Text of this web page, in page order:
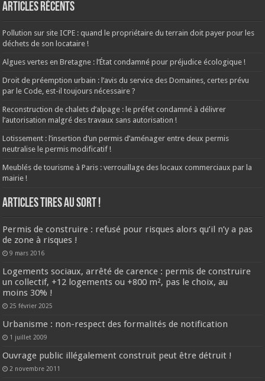
Articles récents
Pollution sur site ICPE : quand le propriétaire du terrain doit payer pour les
déchets de son locataire !
Algues vertes en Bretagne : l’État condamné pour préjudice écologique !
Droit de préemption urbain : l’avis du service des Domaines, certes prévu
par le Code, est-il toujours nécessaire ?
Reconstruction de chalets d’alpage : le préfet condamné à délivrer
l’autorisation malgré des travaux sans autorisation !
Lotissement : l’insertion d’un permis d’aménager entre deux permis
neutralise le permis modificatif !
Meublés de tourisme à Paris : verrouillage des locaux commerciaux par la
mairie !
ARTICLES TIRES AU SORT !
Permis de construire : refusé pour risques alors qu’il n’y a pas
de zone à risques !
9 mars 2016
Logements sociaux, arrêté de carence : permis de construire
un collectif, +12 logements ou +800 m², pas le choix, au
moins 30% !
25 février 2025
Urbanisme : non-respect des formalités de notification
1 juillet 2009
Ouvrage public illégalement construit peut être détruit !
2 novembre 2011